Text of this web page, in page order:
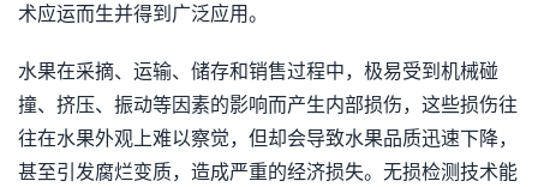
术应运而生并得到广泛应用。
水果在采摘、运输、储存和销售过程中，极易受到机械碰
撞、挤压、振动等因素的影响而产生内部损伤，这些损伤往
往在水果外观上难以察觉，但却会导致水果品质迅速下降，
甚至引发腐烂变质，造成严重的经济损失。无损检测技术能